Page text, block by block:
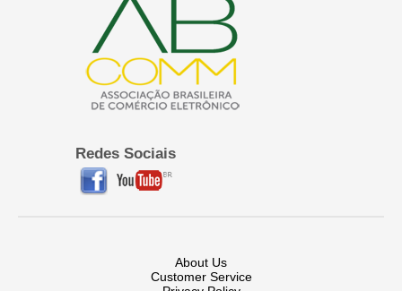
Redes Sociais
About Us
Customer Service